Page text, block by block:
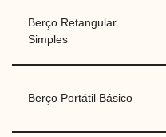
Berço Retangular
Simples
Berço Portátil Básico